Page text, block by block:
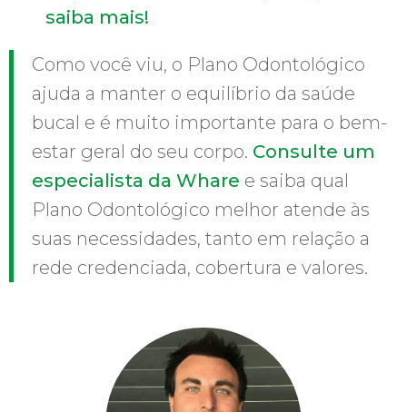
saiba mais!
Como você viu, o Plano Odontológico
ajuda a manter o equilíbrio da saúde
bucal e é muito importante para o bem-
estar geral do seu corpo. Consulte um
especialista da Whare e saiba qual
Plano Odontológico melhor atende às
suas necessidades, tanto em relação a
rede credenciada, cobertura e valores.